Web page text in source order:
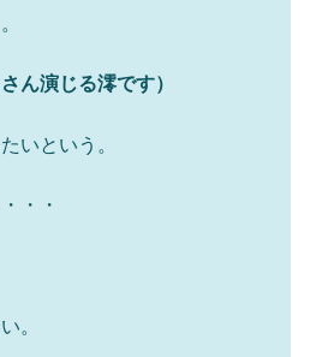
ん演じる澪です）
いという。
・・
。